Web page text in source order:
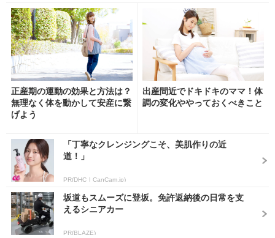
正産期の運動の効果と方法は？
無理なく体を動かして安産に繋
げよう
出産間近でドキドキのママ！体
調の変化ややっておくべきこと
「丁寧なクレンジングこそ、美肌作りの近
道！」
PR(DHC｜CanCam.jp)
坂道もスムーズに登坂。免許返納後の日常を支
えるシニアカー
PR(BLAZE)